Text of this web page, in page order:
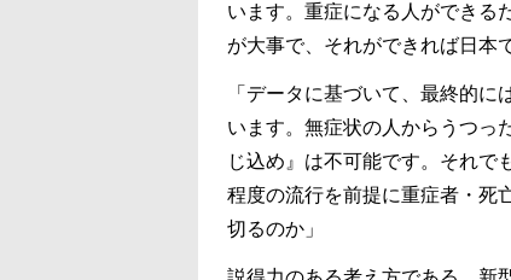
います。重症になる人ができる
が大事で、それができれば日本
「データに基づいて、最終的
います。無症状の人からうつっ
じ込め』は不可能です。それで
程度の流行を前提に重症者・死
切るのか」